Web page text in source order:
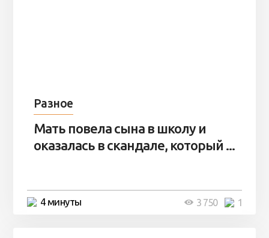
Разное
Мать повела сына в школу и
оказалась в скандале, который ...
4 минуты 1
3 750